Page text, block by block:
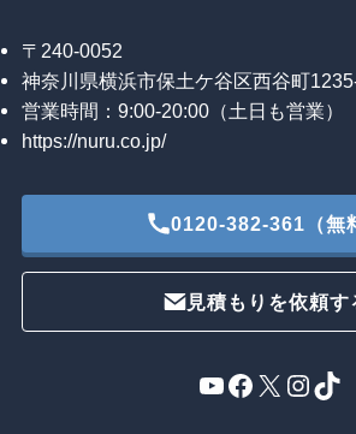
〒240-0052
神奈川県横浜市保土ケ谷区西谷町
営業時間：9:00-20:00（土日も営業）
https://nuru.co.jp/
0120-382-361（無
見積もりを依頼す
YouTube
Facebook
X